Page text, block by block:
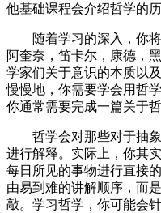
他基础课程会介绍哲学的历
随着学习的深入，你将
阿奎奈，笛卡尔，康德，
学家们关于意识的本质以
慢慢地，你需要学会用哲
你通常需要完成一篇关于哲
哲学会对那些对于抽象
进行解释。实际上，你其
每日所见的事物进行直接
由易到难的讲解顺序，而
敲。学习哲学，你可能会